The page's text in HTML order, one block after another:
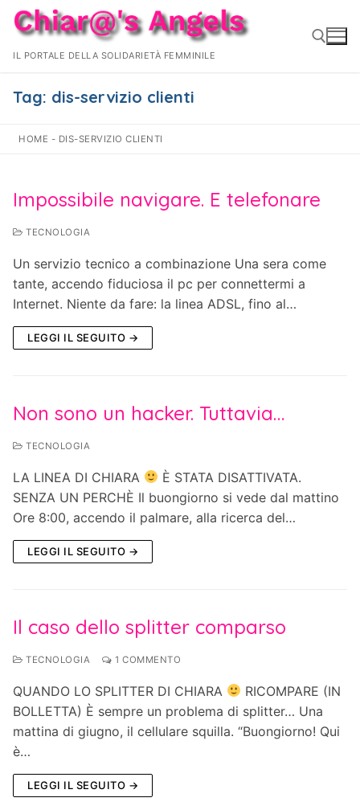
Vai
contenuto
IL PORTALE DELLA SOLIDARIETÀ FEMMINILE
Cerca:
Tag: dis-servizio clienti
HOME - DIS-SERVIZIO CLIENTI
Impossibile navigare. E telefonare
TECNOLOGIA
Un servizio tecnico a combinazione Una sera come
tante, accendo fiduciosa il pc per connettermi a
Internet. Niente da fare: la linea ADSL, fino al…
LEGGI IL SEGUITO →
Non sono un hacker. Tuttavia…
TECNOLOGIA
LA LINEA DI CHIARA
È STATA DISATTIVATA.
SENZA UN PERCHÈ Il buongiorno si vede dal mattino
Ore 8:00, accendo il palmare, alla ricerca del…
LEGGI IL SEGUITO →
Il caso dello splitter comparso
TECNOLOGIA 1 COMMENTO
QUANDO LO SPLITTER DI CHIARA
RICOMPARE (IN
BOLLETTA) È sempre un problema di splitter… Una
mattina di giugno, il cellulare squilla. “Buongiorno! Qui
è…
LEGGI IL SEGUITO →